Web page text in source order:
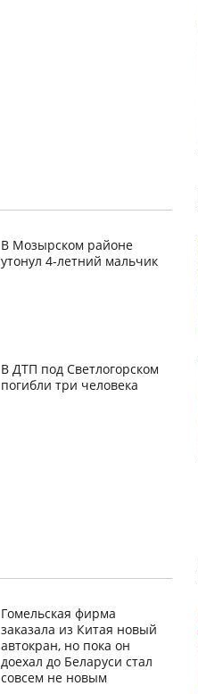
В Мозырском районе
утонул 4-летний мальчик
В ДТП под Светлогорском
погибли три человека
Гомельская фирма
заказала из Китая новый
автокран, но пока он
доехал до Беларуси стал
совсем не новым